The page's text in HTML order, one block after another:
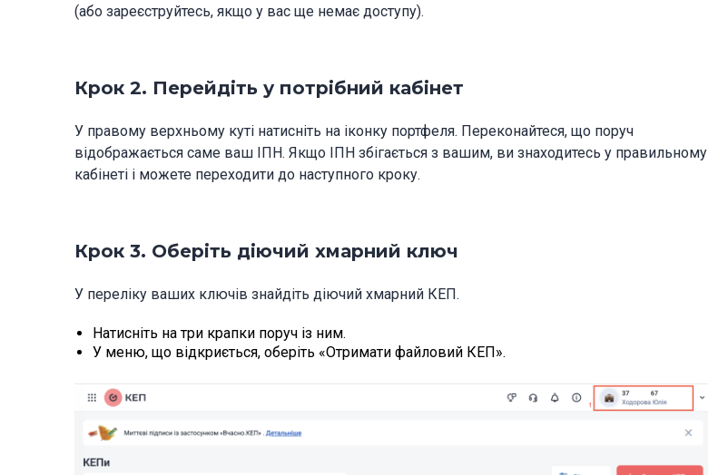
(або зареєструйтесь, якщо у вас ще немає доступу).
Крок 2. Перейдіть у потрібний кабінет
У правому верхньому куті натисніть на іконку портфеля. Переконайтеся, що поруч
відображається саме ваш ІПН. Якщо ІПН збігається з вашим, ви знаходитесь у правильному
кабінеті і можете переходити до наступного кроку.
Крок 3. Оберіть діючий хмарний ключ
У переліку ваших ключів знайдіть діючий хмарний КЕП.
Натисніть на три крапки поруч із ним.
У меню, що відкриється, оберіть «Отримати файловий КЕП».